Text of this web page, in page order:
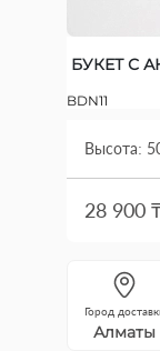
БУКЕТ С
BDN11
Высота:
28 900
Город
Алматы